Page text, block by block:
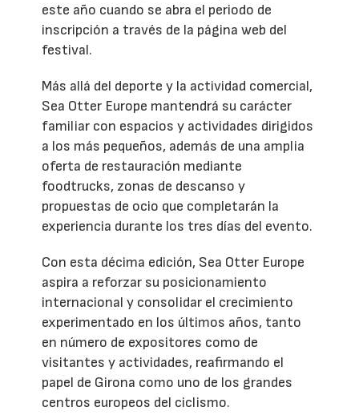
este año cuando se abra el periodo de
inscripción a través de la página web del
festival.
Más allá del deporte y la actividad comercial,
Sea Otter Europe mantendrá su carácter
familiar con espacios y actividades dirigidos
a los más pequeños, además de una amplia
oferta de restauración mediante
foodtrucks, zonas de descanso y
propuestas de ocio que completarán la
experiencia durante los tres días del evento.
Con esta décima edición, Sea Otter Europe
aspira a reforzar su posicionamiento
internacional y consolidar el crecimiento
experimentado en los últimos años, tanto
en número de expositores como de
visitantes y actividades, reafirmando el
papel de Girona como uno de los grandes
centros europeos del ciclismo.